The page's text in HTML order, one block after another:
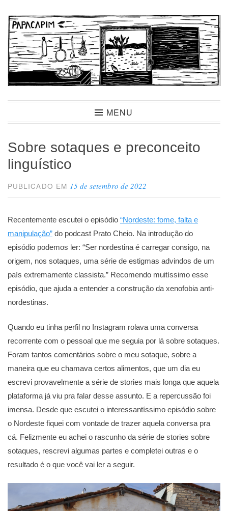
para
conteúdo
PapacapimMENU
Sobre sotaques e preconceito
linguístico
PUBLICADO EM 15 de setembro de 2022
Recentemente escutei o episódio “Nordeste: fome, falta e
manipulação” do podcast Prato Cheio. Na introdução do
episódio podemos ler: “Ser nordestina é carregar consigo, na
origem, nos sotaques, uma série de estigmas advindos de um
país extremamente classista.” Recomendo muitíssimo esse
episódio, que ajuda a entender a construção da xenofobia anti-
nordestinas.
Quando eu tinha perfil no Instagram rolava uma conversa
recorrente com o pessoal que me seguia por lá sobre sotaques.
Foram tantos comentários sobre o meu sotaque, sobre a
maneira que eu chamava certos alimentos, que um dia eu
escrevi provavelmente a série de stories mais longa que aquela
plataforma já viu pra falar desse assunto. E a repercussão foi
imensa. Desde que escutei o interessantíssimo episódio sobre
o Nordeste fiquei com vontade de trazer aquela conversa pra
cá. Felizmente eu achei o rascunho da série de stories sobre
sotaques, rescrevi algumas partes e completei outras e o
resultado é o que você vai ler a seguir.